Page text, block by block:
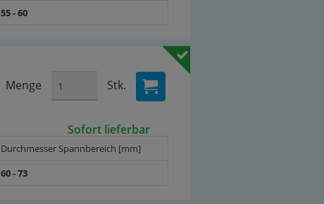
55 - 60
Menge Stk.
Sofort lieferbar
Durchmesser Spannbereich [mm]
60 - 73